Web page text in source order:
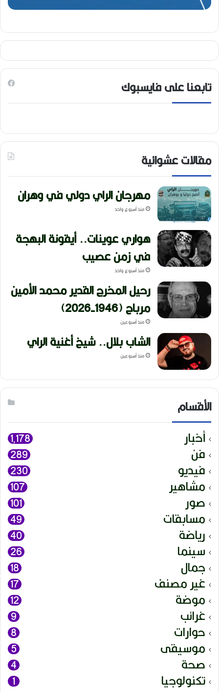
تابعنا على فايسبوك
مقالات عشوائية
مهرجان الراي دولي في وهران
منذ أسبوع واحد
هواري عوينات.. أيقونة البهجة
في زمن عصيب
منذ أسبوع واحد
رحيل المخرج القدير محمد الأمين
مرباح (1946-2026)
منذ أسبوعين
الشاب بلال.. شيخ أغنية الراي
منذ أسبوعين
الأقسام
أخبار 1٬178
فن 289
فيديو 230
مشاهير 107
صور 101
مسابقات 49
رياضة 40
سينما 26
جمال 18
غير مصنف 17
موضة 12
غرائب 9
حوارات 8
موسيقى 5
صحة 4
تكنولوجيا 1